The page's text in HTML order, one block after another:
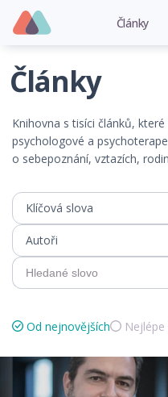
Články
Články
Knihovna s tisíci článků,
psychologové a
o sebepoznání, vztazích,
Klíčová slova
Autoři
Od nejnovějších